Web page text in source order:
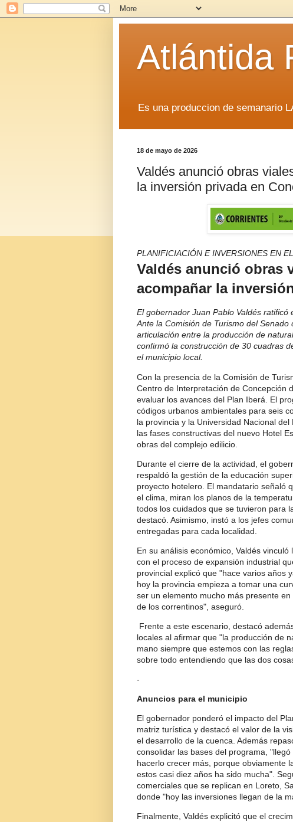
Atlántida
Es una produccion de semanario
18 de mayo de 2026
Valdés anunció obras
la inversión privada en
PLANIFICIACIÓN E INVERSIONES EN
Valdés anunció obras
acompañar la
El gobernador Juan Pablo Valdés ratificó
Ante la Comisión de Turismo del
articulación entre la producción de
confirmó la construcción de 30 cuadras
el municipio local.
Con la presencia de la Comisión de
Centro de Interpretación de Concepción
evaluar los avances del Plan Iberá. El
códigos urbanos ambientales para seis
la provincia y la Universidad Nacional
las fases constructivas del nuevo Hotel
obras del complejo edilicio.
Durante el cierre de la actividad, el
respaldó la gestión de la educación
proyecto hotelero. El mandatario señaló
el clima, miran los planos de la
todos los cuidados que se tuvieron para
destacó. Asimismo, instó a los jefes
entregadas para cada localidad.
En su análisis económico, Valdés
con el proceso de expansión industrial
provincial explicó que "hace varios años
hoy la provincia empieza a tomar una
ser un elemento mucho más presente
de los correntinos", aseguró.
Frente a este escenario, destacó
locales al afirmar que "la producción de
mano siempre que estemos con las
sobre todo entendiendo que las dos
-
Anuncios para el municipio
El gobernador ponderó el impacto del
matriz turística y destacó el valor de la
el desarrollo de la cuenca. Además
consolidar las bases del programa,
hacerlo crecer más, porque obviamente
estos casi diez años ha sido mucha".
comerciales que se replican en Loreto,
donde "hoy las inversiones llegan de la
Finalmente, Valdés explicitó que el